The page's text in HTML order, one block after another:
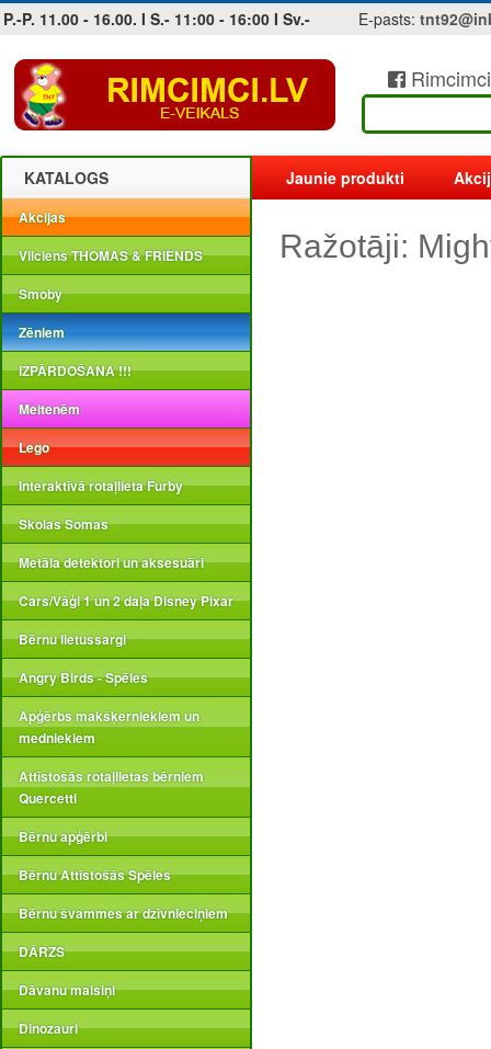
P.-P. 11.00 - 16.00. I S.- 11:00 - 16:00 I Sv.- E-pasts:
Jobs at sea and maritime vacancies
KATALOGS
Akcijas
Vilciens THOMAS & FRIENDS
Smoby
Zēniem
IZPĀRDOŠANA !!!
Meitenēm
Lego
Interaktīvā rotaļlieta Furby
Skolas Somas
Metāla detektori un aksesuāri
Cars/Vāģi 1 un 2 daļa Disney Pixar
Bērnu lietussargi
Angry Birds - Spēles
Apģērbs makšķerniekiem un
medniekiem
Attīstošās rotaļlietas bērniem
Quercetti
Bērnu apģērbi
Bērnu Attīstošās Spēles
Bērnu švammes ar dzīvnieciņiem
DĀRZS
Dāvanu maisiņi
Dinozauri
Jaunie produkti
Ražotāji: